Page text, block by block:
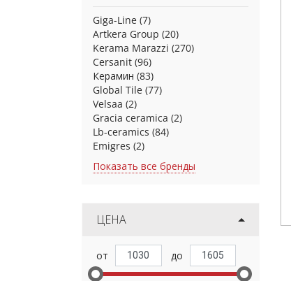
Giga-Line (7)
Artkera Group (20)
Kerama Marazzi (270)
Cersanit (96)
Керамин (83)
Global Tile (77)
Velsaa (2)
Gracia ceramica (2)
Lb-ceramics (84)
Emigres (2)
Показать все бренды
ЦЕНА